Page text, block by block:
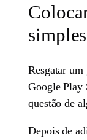
simples
Resgatar
Google Play
questão de
Depois de